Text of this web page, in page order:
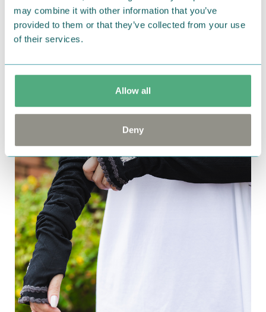
may combine it with other information that you’ve
provided to them or that they’ve collected from your use
of their services.
Allow all
Deny
す。
UVカット 冷感アームカバー（ムーミン刺しゅ